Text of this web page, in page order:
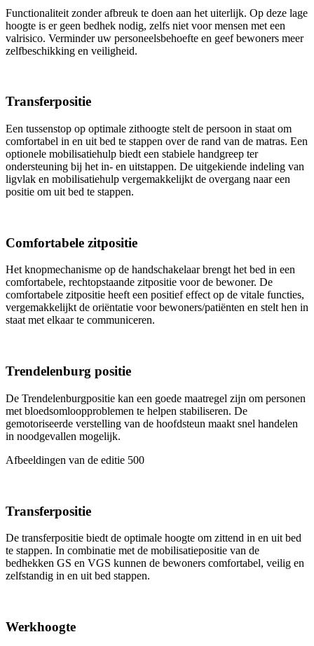
Functionaliteit zonder afbreuk te doen aan het uiterlijk. Op deze lage
hoogte is er geen bedhek nodig, zelfs niet voor mensen met een
valrisico. Verminder uw personeelsbehoefte en geef bewoners meer
zelfbeschikking en veiligheid.
Transferpositie
Een tussenstop op optimale zithoogte stelt de persoon in staat om
comfortabel in en uit bed te stappen over de rand van de matras. Een
optionele mobilisatiehulp biedt een stabiele handgreep ter
ondersteuning bij het in- en uitstappen. De uitgekiende indeling van
ligvlak en mobilisatiehulp vergemakkelijkt de overgang naar een
positie om uit bed te stappen.
Comfortabele zitpositie
Het knopmechanisme op de handschakelaar brengt het bed in een
comfortabele, rechtopstaande zitpositie voor de bewoner. De
comfortabele zitpositie heeft een positief effect op de vitale functies,
vergemakkelijkt de oriëntatie voor bewoners/patiënten en stelt hen in
staat met elkaar te communiceren.
Trendelenburg positie
De Trendelenburgpositie kan een goede maatregel zijn om personen
met bloedsomloopproblemen te helpen stabiliseren. De
gemotoriseerde verstelling van de hoofdsteun maakt snel handelen
in noodgevallen mogelijk.
Afbeeldingen van de editie 500
Transferpositie
De transferpositie biedt de optimale hoogte om zittend in en uit bed
te stappen. In combinatie met de mobilisatiepositie van de
bedhekken GS en VGS kunnen de bewoners comfortabel, veilig en
zelfstandig in en uit bed stappen.
Werkhoogte